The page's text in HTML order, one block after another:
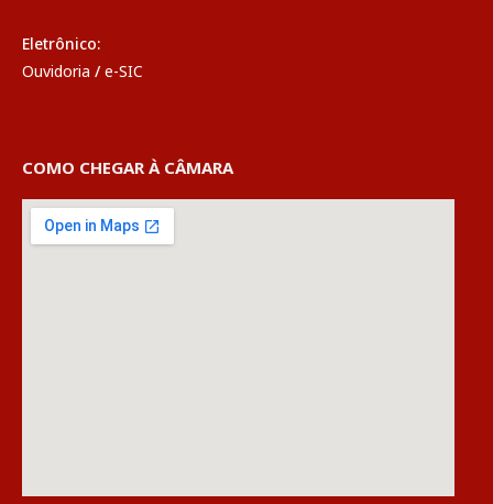
Eletrônico:
Ouvidoria / e-SIC
COMO CHEGAR À CÂMARA